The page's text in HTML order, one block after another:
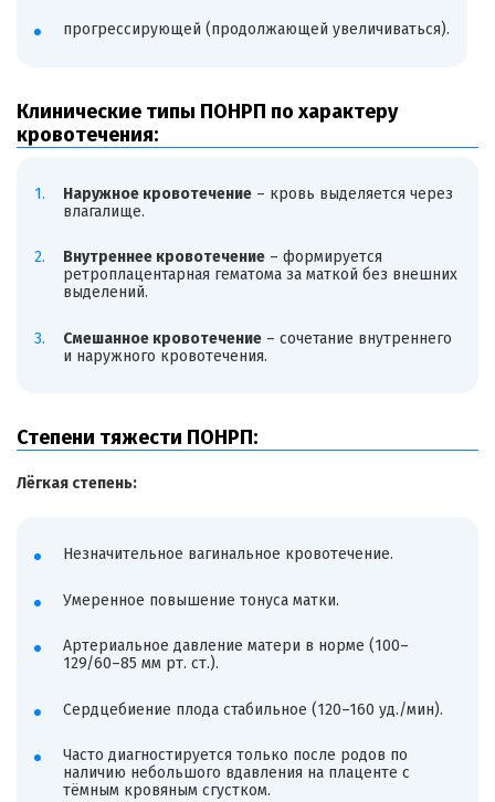
прогрессирующей (продолжающей увеличиваться).
Клинические типы ПОНРП по характеру
кровотечения:
Наружное кровотечение– кровь выделяется через
влагалище.
Внутреннее кровотечение– формируется
ретроплацентарная гематома за маткой без внешних
выделений.
Смешанное кровотечение– сочетание внутреннего
и наружного кровотечения.
Степени тяжести ПОНРП:
Лёгкая степень:
Незначительное вагинальное кровотечение.
Умеренное повышение тонуса матки.
Артериальное давление матери в норме (100–
129/60–85 мм рт. ст.).
Сердцебиение плода стабильное (120–160 уд./мин).
Часто диагностируется только после родов по
наличию небольшого вдавления на плаценте с
тёмным кровяным сгустком.